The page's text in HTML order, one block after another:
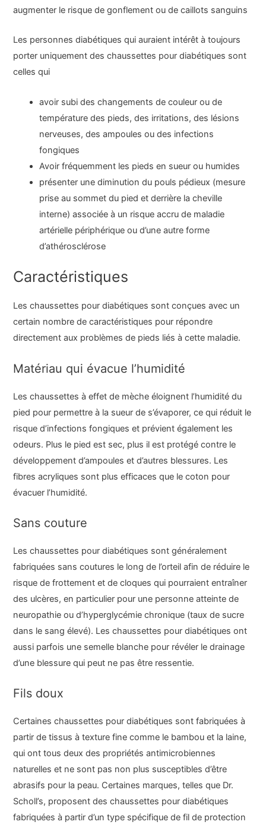
augmenter le risque de gonflement ou de caillots sanguins
Les personnes diabétiques qui auraient intérêt à toujours
porter uniquement des chaussettes pour diabétiques sont
celles qui
avoir subi des changements de couleur ou de
température des pieds, des irritations, des lésions
nerveuses, des ampoules ou des infections
fongiques
Avoir fréquemment les pieds en sueur ou humides
présenter une diminution du pouls pédieux (mesure
prise au sommet du pied et derrière la cheville
interne) associée à un risque accru de maladie
artérielle périphérique ou d’une autre forme
d’athérosclérose
Caractéristiques
Les chaussettes pour diabétiques sont conçues avec un
certain nombre de caractéristiques pour répondre
directement aux problèmes de pieds liés à cette maladie.
Matériau qui évacue l’humidité
Les chaussettes à effet de mèche éloignent l’humidité du
pied pour permettre à la sueur de s’évaporer, ce qui réduit le
risque d’infections fongiques et prévient également les
odeurs. Plus le pied est sec, plus il est protégé contre le
développement d’ampoules et d’autres blessures. Les
fibres acryliques sont plus efficaces que le coton pour
évacuer l’humidité.
Sans couture
Les chaussettes pour diabétiques sont généralement
fabriquées sans coutures le long de l’orteil afin de réduire le
risque de frottement et de cloques qui pourraient entraîner
des ulcères, en particulier pour une personne atteinte de
neuropathie ou d’hyperglycémie chronique (taux de sucre
dans le sang élevé). Les chaussettes pour diabétiques ont
aussi parfois une semelle blanche pour révéler le drainage
d’une blessure qui peut ne pas être ressentie.
Fils doux
Certaines chaussettes pour diabétiques sont fabriquées à
partir de tissus à texture fine comme le bambou et la laine,
qui ont tous deux des propriétés antimicrobiennes
naturelles et ne sont pas non plus susceptibles d’être
abrasifs pour la peau. Certaines marques, telles que Dr.
Scholl’s, proposent des chaussettes pour diabétiques
fabriquées à partir d’un type spécifique de fil de protection